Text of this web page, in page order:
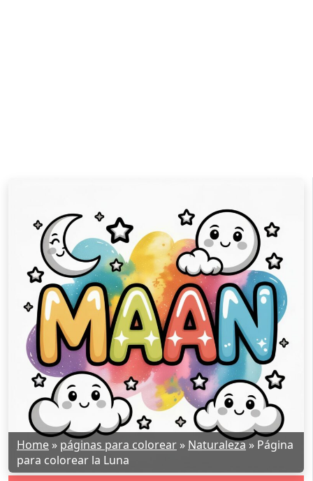
Home » páginas para colorear » Naturaleza» Página
para colorear la Luna